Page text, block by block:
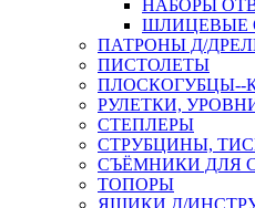
НАБОРЫ
ШЛИЦЕВЫЕ
ПАТРОНЫ Д/
ПИСТОЛЕТЫ
ПЛОСКОГУБЦЫ--
РУЛЕТКИ,
СТЕПЛЕРЫ
СТРУБЦИНЫ,
СЪЁМНИКИ ДЛЯ
ТОПОРЫ
ЯЩИКИ Д/